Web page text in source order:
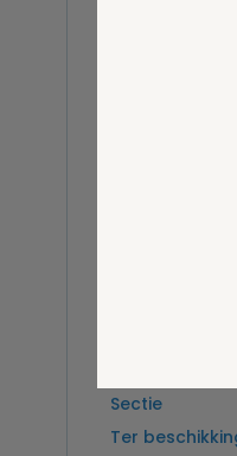
Sectie
Ter